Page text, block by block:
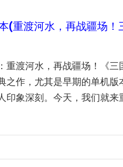
(重渡河水，再战疆场！
重渡河水，再战疆场！《
之作，尤其是早期的单机
印象深刻。今天，我们就来